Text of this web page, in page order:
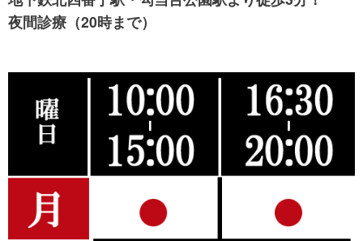
夜間診療（20時まで）